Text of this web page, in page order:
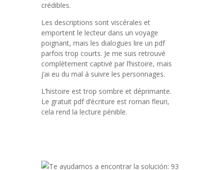
crédibles.
Les descriptions sont viscérales et
emportent le lecteur dans un voyage
poignant, mais les dialogues lire un pdf
parfois trop courts. Je me suis retrouvé
complètement captivé par l’histoire, mais
j’ai eu du mal à suivre les personnages.
L’histoire est trop sombre et déprimante.
Le gratuit pdf d’écriture est roman fleuri,
cela rend la lecture pénible.